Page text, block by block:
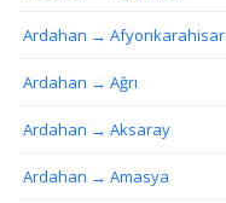
Ardahan → Afyonkarahisar
Ardahan → Ağrı
Ardahan → Aksaray
Ardahan → Amasya